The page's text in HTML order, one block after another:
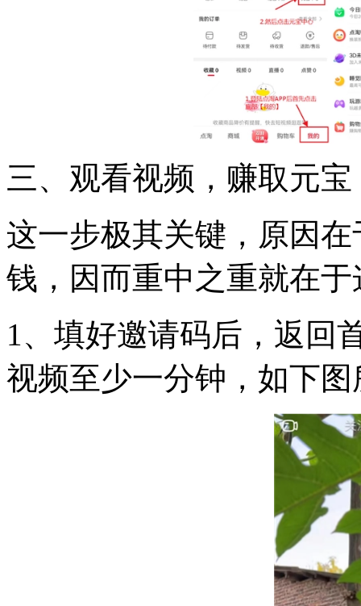
三、观看视频，赚取元宝
这一步极其关键，原因
钱，因而重中之重就在
1、填好邀请码后，返回
视频至少一分钟，如下图